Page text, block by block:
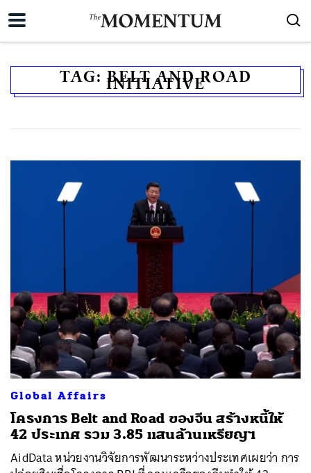
TAG:BELT AND ROAD
INITIATIVE
Global Affairs
โครงการ Belt and Road ของจีน สร้างหนี้ให้
42 ประเทศ รวม 3.85 แสนล้านเหรียญฯ
AidData หน่วยงานวิจัยการพัฒนาระหว่างประเทศเผยว่า การ